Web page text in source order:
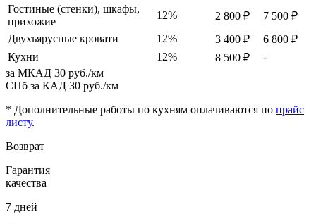
Гостиные (стенки), шкафы,
прихожие
12% 2 800 ₽
7 500 ₽
Двухъярусные кровати
12% 3 400 ₽
6 800 ₽
Кухни
12% 8 500 ₽
-
за МКАД 30 руб./км
СПб за КАД 30 руб./км
* Дополнительные работы по кухням оплачиваются по прайс
листу.
Возврат
Гарантия
качества
7 дней